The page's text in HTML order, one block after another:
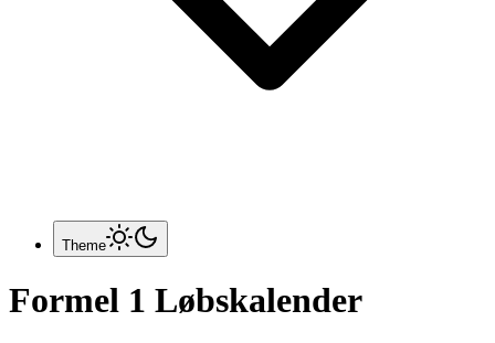
Theme
Formel 1 Løbskalender